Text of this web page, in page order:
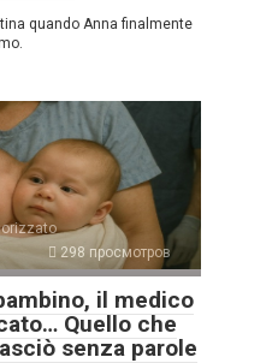
quando Anna finalmente
298 просмотров
il medico
Quello che
senza parole